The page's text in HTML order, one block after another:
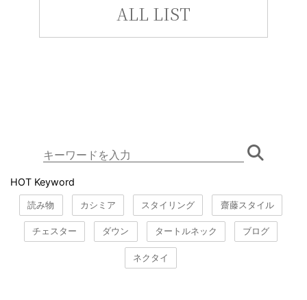
ALL LIST
HOT Keyword
読み物 カシミア スタイリング 齋藤スタイル
チェスター ダウン タートルネック ブログ
ネクタイ